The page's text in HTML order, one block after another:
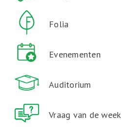
Folia
Evenementen
Auditorium
Vraag van de week